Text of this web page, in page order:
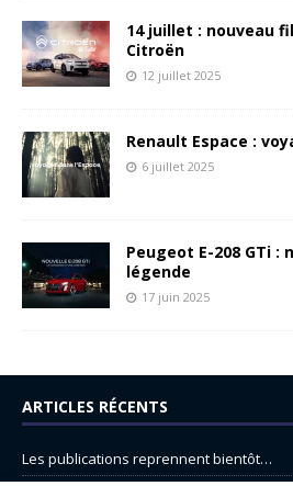
14 juillet : nouveau
Citroën
12 juillet 2025
Renault Espace :
6 juillet 2025
Peugeot E-208 GTi :
légende
17 juin 2025
ARTICLES RÉCENTS
Les publications reprennent bientôt…